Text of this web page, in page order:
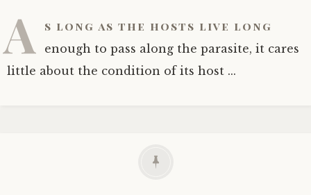
A s long as the hosts live long
enough to pass along the parasite, it cares
little about the condition of its host ...